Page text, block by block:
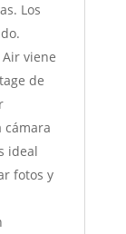
Los
Air viene
de
cámara
ideal
fotos y